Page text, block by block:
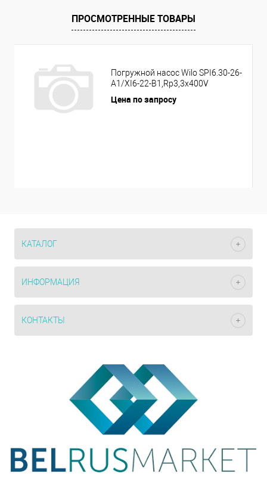
ПРОСМОТРЕННЫЕ ТОВАРЫ
Погружной насос Wilo SPI6.30-26-
A1/XI6-22-B1,Rp3,3x400V
Цена по запросу
КАТАЛОГ
ИНФОРМАЦИЯ
КОНТАКТЫ